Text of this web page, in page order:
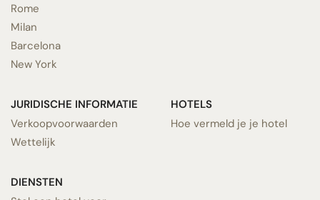
Rome
Milan
Barcelona
New York
JURIDISCHE INFORMATIE
Verkoopvoorwaarden
Wettelijk
DIENSTEN
HOTELS
Hoe vermeld je je hotel